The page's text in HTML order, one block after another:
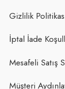
Gizlilik
İptal İade
Mesafeli Satış
Müşteri